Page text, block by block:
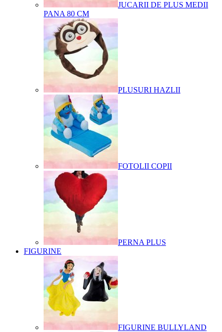
JUCARII DE PLUS MEDII
PANA 80 CM
PLUSURI HAZLII
FOTOLII COPII
PERNA PLUS
FIGURINE
FIGURINE BULLYLAND